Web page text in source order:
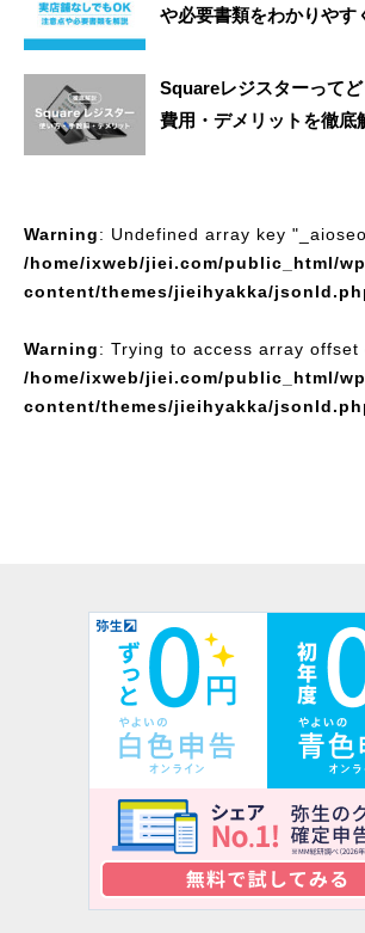
や必要書類をわかりやす
Squareレジスターってど
費用・デメリットを徹底
Warning: Undefined array key
/home/ixweb/jiei.com/public_html/
content/themes/jieihyakka/
Warning: Trying to access array offset
/home/ixweb/jiei.com/public_html/
content/themes/jieihyakka/